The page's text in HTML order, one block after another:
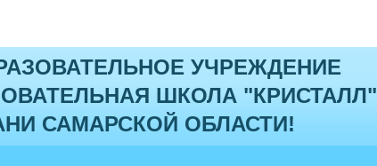
УЧРЕЖДЕНИЕ
ШКОЛА "КРИСТАЛЛ"
САМАРСКОЙ ОБЛАСТИ!